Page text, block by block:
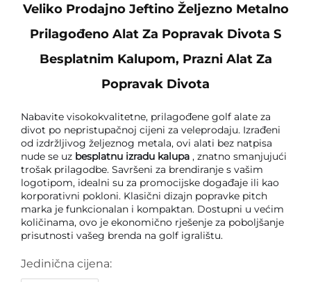
Veliko Prodajno Jeftino Željezno Metalno
Prilagođeno Alat Za Popravak Divota S
Besplatnim Kalupom, Prazni Alat Za
Popravak Divota
Nabavite visokokvalitetne, prilagođene golf alate za
divot po nepristupačnoj cijeni za veleprodaju. Izrađeni
od izdržljivog željeznog metala, ovi alati bez natpisa
nude se uz besplatnu izradu kalupa , znatno smanjujući
trošak prilagodbe. Savršeni za brendiranje s vašim
logotipom, idealni su za promocijske događaje ili kao
korporativni pokloni. Klasični dizajn popravke pitch
marka je funkcionalan i kompaktan. Dostupni u većim
količinama, ovo je ekonomično rješenje za poboljšanje
prisutnosti vašeg brenda na golf igralištu.
Jedinična cijena: